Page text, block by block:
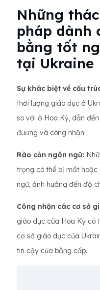
Những
pháp dành
bằng tốt
tại Ukraine
Sự khác biệt về cấu
thời lượng giáo dục ở
so với ở Hoa Kỳ, dẫn
đương và công nhận.
Rào cản ngôn ngữ:
trọng có thể bị mất hoặc
ngữ, ảnh hưởng đến độ
Công nhận các cơ sở
giáo dục của Hoa Kỳ có
cơ sở giáo dục của
tin cậy của bằng cấp.